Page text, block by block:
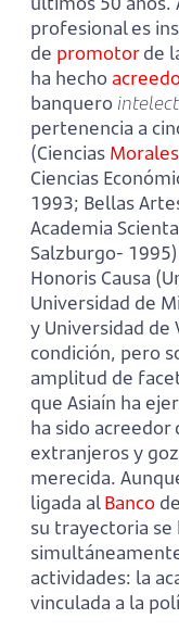
profesional es
de promotorde
ha hecho
banquero
pertenencia a
(Ciencias Morales
Ciencias
1993; Bellas
Academia
Salzburgo-
Honoris Causa
Universidad de
y Universidad de
condición, pero
amplitud de
que Asiaín ha
ha sido
extranjeros y
merecida.
ligada alBanco
su trayectoria se
actividades: la
vinculada a la